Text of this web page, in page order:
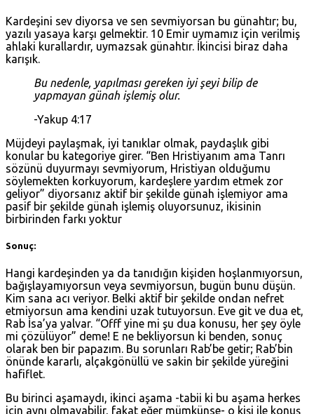
Kardeşini sev diyorsa ve sen sevmiyorsan bu günahtır; bu,
yazılı yasaya karşı gelmektir. 10 Emir uymamız için verilmiş
ahlaki kurallardır, uymazsak günahtır. İkincisi biraz daha
karışık.
Bu nedenle, yapılması gereken iyi şeyi bilip de
yapmayan günah işlemiş olur.
-Yakup 4:17
Müjdeyi paylaşmak, iyi tanıklar olmak, paydaşlık gibi
konular bu kategoriye girer. “Ben Hristiyanım ama Tanrı
sözünü duyurmayı sevmiyorum, Hristiyan olduğumu
söylemekten korkuyorum, kardeşlere yardım etmek zor
geliyor” diyorsanız aktif bir şekilde günah işlemiyor ama
pasif bir şekilde günah işlemiş oluyorsunuz, ikisinin
birbirinden farkı yoktur
Sonuç:
Hangi kardeşinden ya da tanıdığın kişiden hoşlanmıyorsun,
bağışlayamıyorsun veya sevmiyorsun, bugün bunu düşün.
Kim sana acı veriyor. Belki aktif bir şekilde ondan nefret
etmiyorsun ama kendini uzak tutuyorsun. Eve git ve dua et,
Rab İsa’ya yalvar. “Offf yine mi şu dua konusu, her şey öyle
mi çözülüyor” deme! E ne bekliyorsun ki benden, sonuç
olarak ben bir papazım. Bu sorunları Rab’be getir; Rab’bin
önünde kararlı, alçakgönüllü ve sakin bir şekilde yüreğini
hafiflet.
Bu birinci aşamaydı, ikinci aşama -tabii ki bu aşama herkes
için aynı olmayabilir, fakat eğer mümkünse- o kişi ile konuş